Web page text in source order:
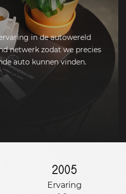
in de autowereld
netwerk zodat we precies
auto kunnen vinden.
2005
Ervaring